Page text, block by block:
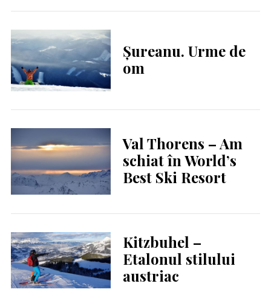
Șureanu. Urme de
om
Val Thorens – Am
schiat în World’s
Best Ski Resort
Kitzbuhel –
Etalonul stilului
austriac